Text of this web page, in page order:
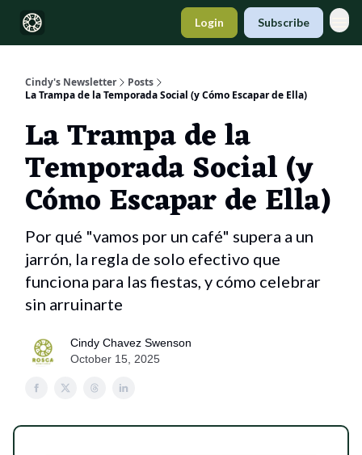
Login Subscribe
Cindy's Newsletter
Posts
La Trampa de la Temporada Social (y Cómo Escapar de Ella)
La Trampa de la
Temporada Social (y
Cómo Escapar de Ella)
Por qué "vamos por un café" supera a un
jarrón, la regla de solo efectivo que
funciona para las fiestas, y cómo celebrar
sin arruinarte
Cindy Chavez Swenson
October 15, 2025